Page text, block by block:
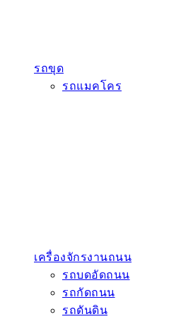
รถขุด
รถแมคโคร
เครื่องจักรงานถนน
รถบดอัดถนน
รถกัดถนน
รถดันดิน